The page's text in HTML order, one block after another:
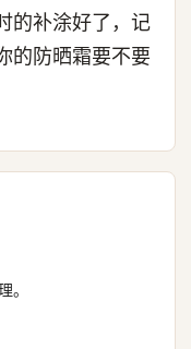
的补涂好了，记
的防晒霜要不要
。